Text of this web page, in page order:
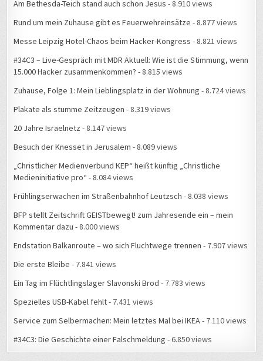
Am Bethesda-Teich stand auch schon Jesus - 8.910 views
Rund um mein Zuhause gibt es Feuerwehreinsätze - 8.877 views
Messe Leipzig Hotel-Chaos beim Hacker-Kongress - 8.821 views
#34C3 – Live-Gespräch mit MDR Aktuell: Wie ist die Stimmung, wenn
15.000 Hacker zusammenkommen? - 8.815 views
Zuhause, Folge 1: Mein Lieblingsplatz in der Wohnung - 8.724 views
Plakate als stumme Zeitzeugen - 8.319 views
20 Jahre Israelnetz - 8.147 views
Besuch der Knesset in Jerusalem - 8.089 views
„Christlicher Medienverbund KEP“ heißt künftig „Christliche
Medieninitiative pro“ - 8.084 views
Frühlingserwachen im Straßenbahnhof Leutzsch - 8.038 views
BFP stellt Zeitschrift GEISTbewegt! zum Jahresende ein – mein
Kommentar dazu - 8.000 views
Endstation Balkanroute – wo sich Fluchtwege trennen - 7.907 views
Die erste Bleibe - 7.841 views
Ein Tag im Flüchtlingslager Slavonski Brod - 7.783 views
Spezielles USB-Kabel fehlt- 7.431 views
Service zum Selbermachen: Mein letztes Mal bei IKEA- 7.110 views
#34C3: Die Geschichte einer Falschmeldung - 6.850 views